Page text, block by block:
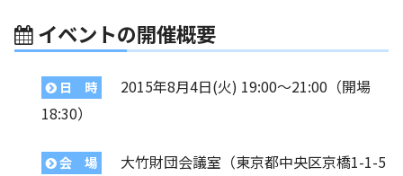
イベントの開催概要
日 時
2015年8月4日(火) 19:00〜21:00（開場
18:30）
会 場
大竹財団会議室（東京都中央区京橋1-1-5